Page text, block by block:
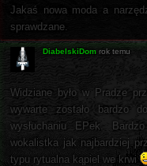
Jakaś nowa moda a
sprawdzane.
DiabelskiDom rok temu
Widziane było w Pradze
wywarte zostało bardzo
wysłuchaniu EPek.
wokalistka jak najbardziej
typu rytualna kąpiel we krwi